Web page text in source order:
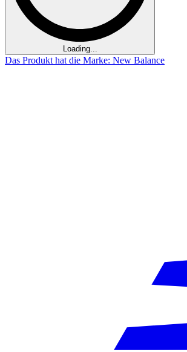
Loading...
Das Produkt hat die Marke: New Balance